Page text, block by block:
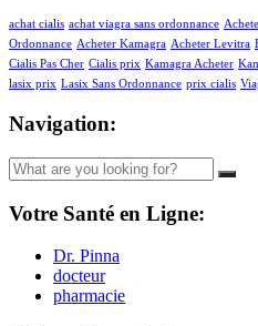
achat cialis achat viagra sans ordonnance
Ordonnance Acheter Kamagra Acheter Levitra
Cialis Pas Cher Cialis prix Kamagra Acheter
lasix prix Lasix Sans Ordonnance prix cialis
Navigation:
Votre Santé en Ligne:
Dr. Pinna
docteur
pharmacie